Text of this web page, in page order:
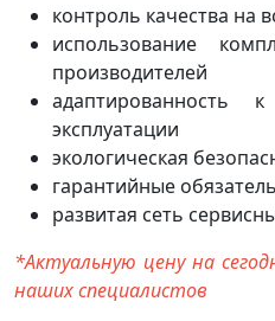
контроль качества на
использование
производителей
адаптированность
эксплуатации
экологическая
гарантийные
развитая сеть
*Актуальную цену на
наших специалистов